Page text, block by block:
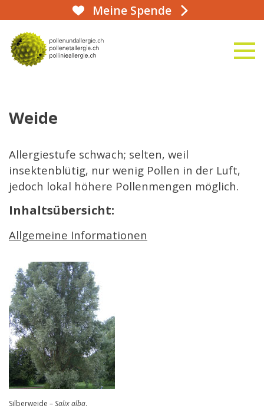
Meine Spende
aha!infoline 031 359 90 50
Weide
Allergiestufe schwach; selten, weil
insektenblütig, nur wenig Pollen in der Luft,
jedoch lokal höhere Pollenmengen möglich.
Inhaltsübersicht:
Allgemeine Informationen
Silberweide –Salix alba.